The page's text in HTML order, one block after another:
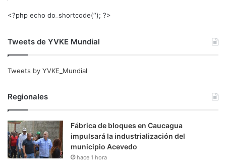
<?php echo do_shortcode(‘‘); ?>
Tweets de YVKE Mundial
Tweets by YVKE_Mundial
Regionales
Fábrica de bloques en Caucagua
impulsará la industrialización del
municipio Acevedo
hace 1 hora